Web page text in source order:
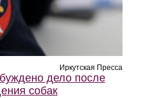
Иркутская Пресса
дело после
собак